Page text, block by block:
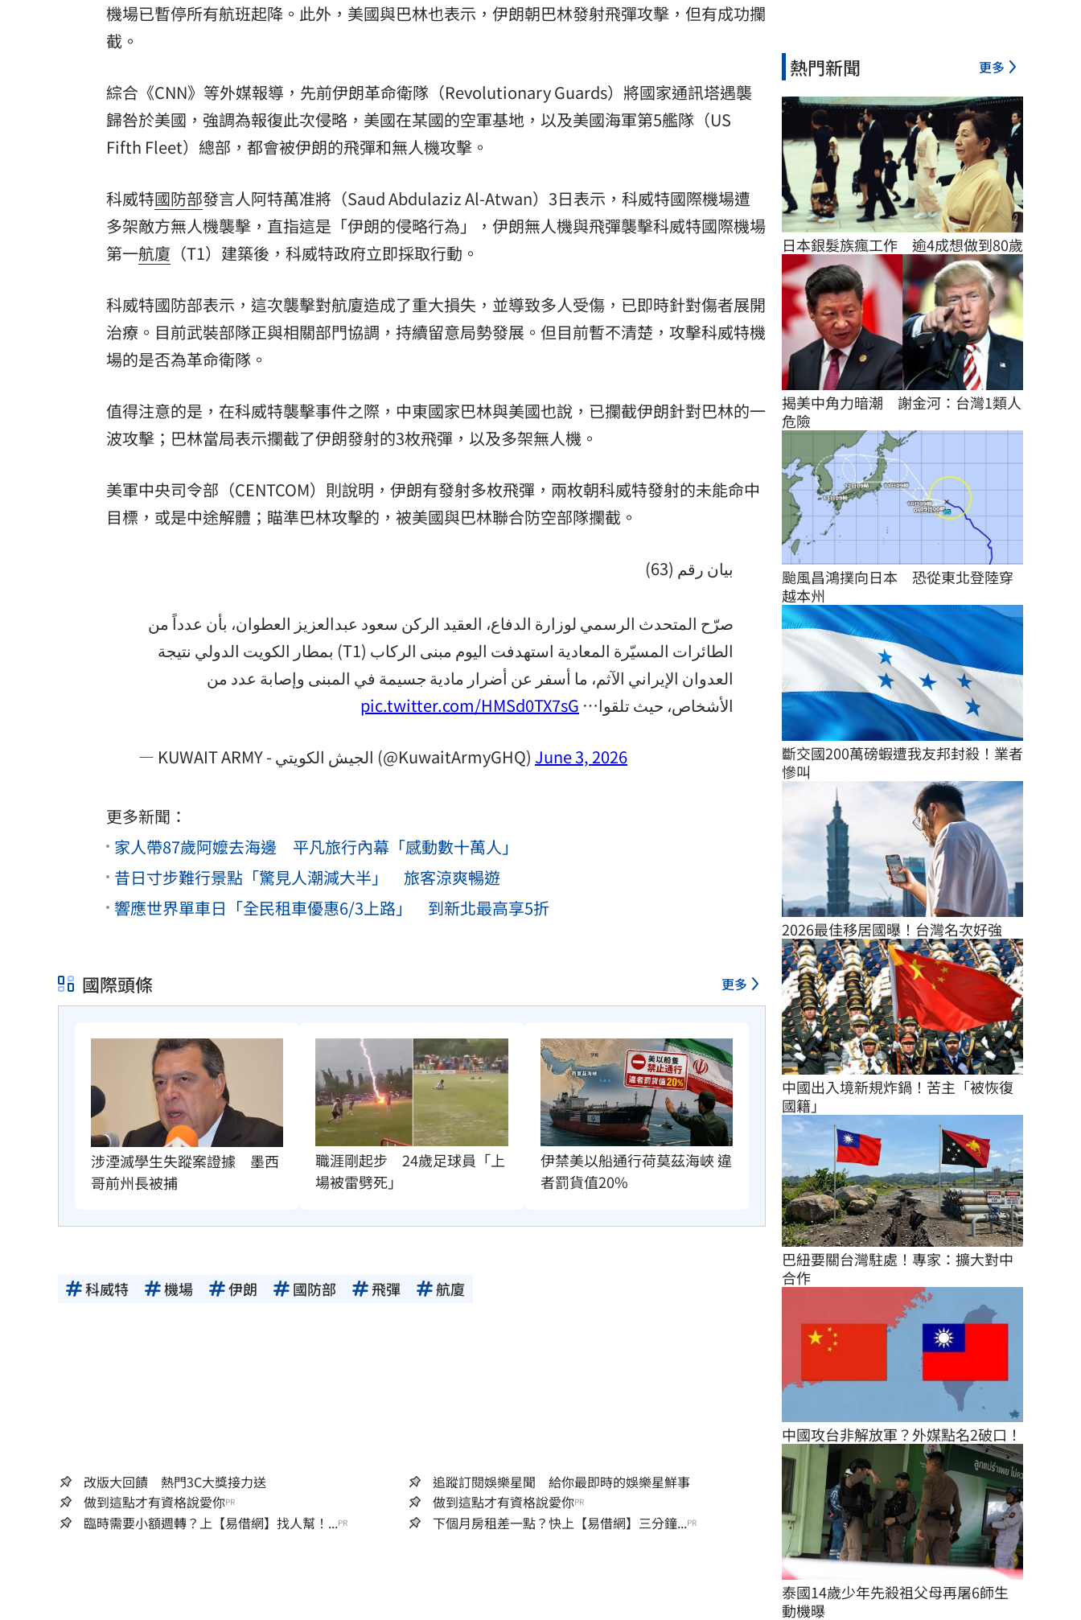
機場已暫停所有航班起降。此外，美國與巴林也表示，伊朗朝巴林發射飛彈攻擊，但有成功攔
截。
綜合《CNN》等外媒報導，先前伊朗革命衛隊（Revolutionary Guards）將國家通訊塔遇襲
歸咎於美國，強調為報復此次侵略，美國在某國的空軍基地，以及美國海軍第5艦隊（US
Fifth Fleet）總部，都會被伊朗的飛彈和無人機攻擊。
科威特國防部發言人阿特萬准將（Saud Abdulaziz Al-Atwan）3日表示，科威特國際機場遭
多架敵方無人機襲擊，直指這是「伊朗的侵略行為」，伊朗無人機與飛彈襲擊科威特國際機場
第一航廈 （T1）建築後，科威特政府立即採取行動。
科威特國防部表示，這次襲擊對航廈造成了重大損失，並導致多人受傷，已即時針對傷者展開
治療。目前武裝部隊正與相關部門協調，持續留意局勢發展。但目前暫不清楚，攻擊科威特機
場的是否為革命衛隊。
值得注意的是，在科威特襲擊事件之際，中東國家巴林與美國也說，已攔截伊朗針對巴林的一
波攻擊；巴林當局表示攔截了伊朗發射的3枚飛彈，以及多架無人機。
美軍中央司令部（CENTCOM）則說明，伊朗有發射多枚飛彈，兩枚朝科威特發射的未能命中
目標，或是中途解體；瞄準巴林攻擊的，被美國與巴林聯合防空部隊攔截。
بيان رقم (63)
صرّح المتحدث الرسمي لوزارة الدفاع، العقيد الركن سعود عبدالعزيز العطوان، بأن عدداً من
الطائرات المسيّرة المعادية استهدفت اليوم مبنى الركاب (T1) بمطار الكويت الدولي نتيجة
العدوان الإيراني الآثم، ما أسفر عن أضرار مادية جسيمة في المبنى وإصابة عدد من
الأشخاص، حيث تلقوا… pic.twitter.com/HMSd0TX7sG
— KUWAIT ARMY - الجيش الكويتي (@KuwaitArmyGHQ) June 3, 2026
更多新聞：
家人帶87歲阿嬤去海邊 平凡旅行內幕「感動數十萬人」
昔日寸步難行景點「驚見人潮減大半」 旅客涼爽暢遊
響應世界單車日「全民租車優惠6/3上路」 到新北最高享5折
國際頭條 更多
涉湮滅學生失蹤案證據　墨西
哥前州長被捕
職涯剛起步　24歲足球員「上
場被雷劈死」
伊禁美以船通行荷莫茲海峽 違
者罰貨值20%
科威特 機場 伊朗 國防部 飛彈 航廈
改版大回饋 熱門3C大獎接力送
追蹤訂閱娛樂星聞 給你最即時的娛樂星鮮事
做到這點才有資格說愛你PR 做到這點才有資格說愛你PR
臨時需要小額週轉？上【易借網】找人幫！...PR 下個月房租差一點？快上【易借網】三分鐘...PR
熱門新聞 更多
日本銀髮族瘋工作　逾4成想做到80歲
揭美中角力暗潮　謝金河：台灣1類人
危險
颱風昌鴻撲向日本　恐從東北登陸穿
越本州
斷交國200萬磅蝦遭我友邦封殺！業者
慘叫
2026最佳移居國曝！台灣名次好強
中國出入境新規炸鍋！苦主「被恢復
國籍」
巴紐要關台灣駐處！專家：擴大對中
合作
中國攻台非解放軍？外媒點名2破口！
泰國14歲少年先殺祖父母再屠6師生
動機曝